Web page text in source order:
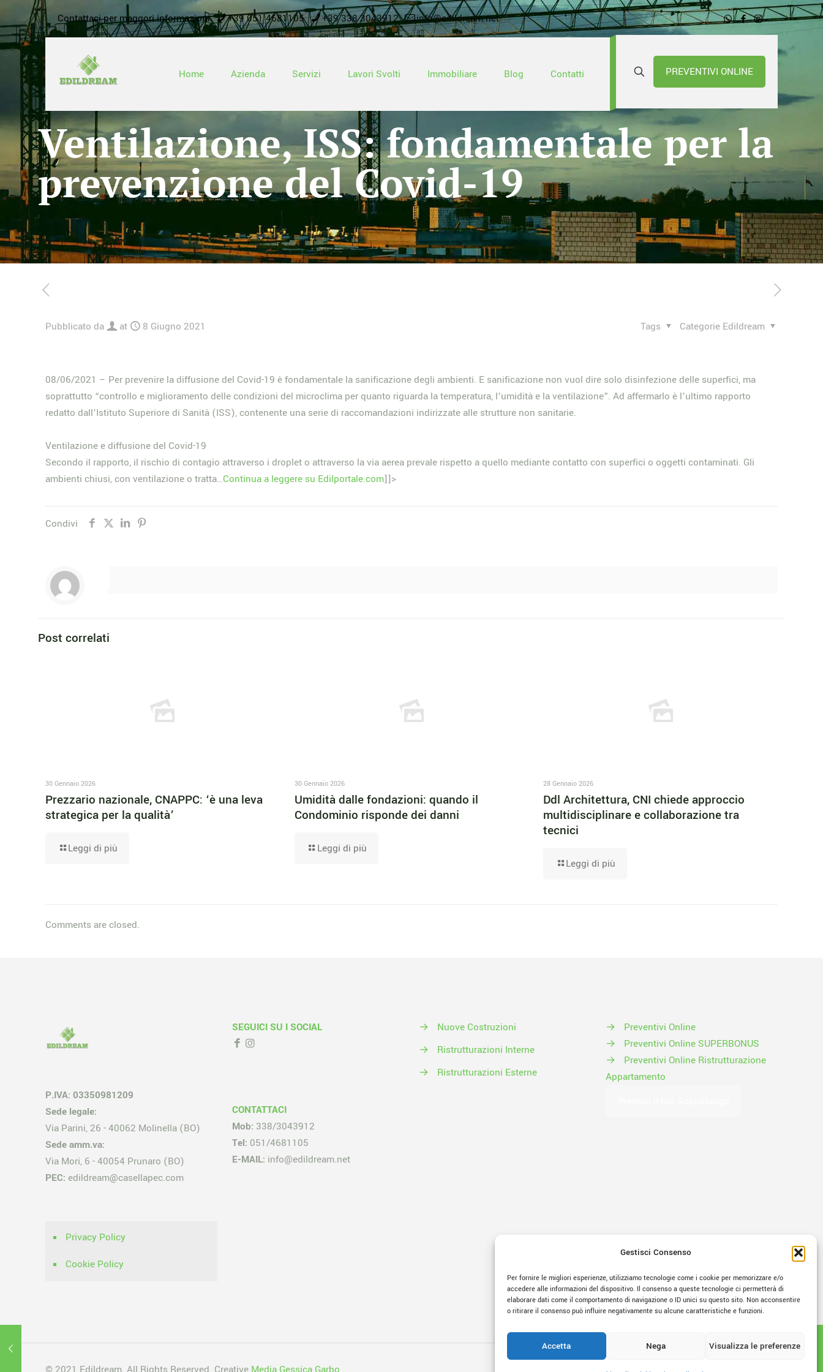
Gestisci Consenso
Per fornire le migliori esperienze, utilizziamo tecnologie come i cookie per memorizzare e/o
accedere alle informazioni del dispositivo. Il consenso a queste tecnologie ci permetterà di
elaborare dati come il comportamento di navigazione o ID unici su questo sito. Non acconsentire
o ritirare il consenso può influire negativamente su alcune caratteristiche e funzioni.
Accetta Nega Visualizza le preferenze
Contattaci per maggori informazioni +39 051 4681105 +39 338 3043912 info@edildream.net
Home Azienda Servizi Lavori Svolti Immobiliare Blog Contatti PREVENTIVI ONLINE
Ventilazione, ISS: fondamentale per la
prevenzione del Covid-19
Pubblicato da at 8 Giugno 2021 Categorie Edildream
Tags
08/06/2021 – Per prevenire la diffusione del Covid-19 è fondamentale la sanificazione degli ambienti. E sanificazione non vuol dire solo disinfezione delle superfici, ma
soprattutto “controllo e miglioramento delle condizioni del microclima per quanto riguarda la temperatura, l’umidità e la ventilazione”. Ad affermarlo è l’ultimo rapporto
redatto dall’Istituto Superiore di Sanità (ISS), contenente una serie di raccomandazioni indirizzate alle strutture non sanitarie.
Ventilazione e diffusione del Covid-19
Secondo il rapporto, il rischio di contagio attraverso i droplet o attraverso la via aerea prevale rispetto a quello mediante contatto con superfici o oggetti contaminati. Gli
ambienti chiusi, con ventilazione o tratta…Continua a leggere su Edilportale.com]]>
Condivi
Post correlati
30 Gennaio 2026
Prezzario nazionale, CNAPPC: ‘è una leva
strategica per la qualità’
Leggi di più
30 Gennaio 2026
Umidità dalle fondazioni: quando il
Condominio risponde dei danni
Leggi di più
28 Gennaio 2026
Ddl Architettura, CNI chiede approccio
multidisciplinare e collaborazione tra
tecnici
Leggi di più
Comments are closed.
P.IVA: 03350981209
Sede legale:
Via Parini, 26 - 40062 Molinella (BO)
Sede amm.va:
Via Mori, 6 - 40054 Prunaro (BO)
PEC: edildream@casellapec.com
Privacy Policy
Cookie Policy
SEGUICI SU I SOCIAL
CONTATTACI
Mob: 338/3043912
Tel: 051/4681105
E-MAIL: info@edildream.net
→
Nuove Costruzioni
→
Ristrutturazioni Interne
→
Ristrutturazioni Esterne
→
Preventivi Online
→
Preventivi Online SUPERBONUS
→
Preventivi Online Ristrutturazione
Appartamento